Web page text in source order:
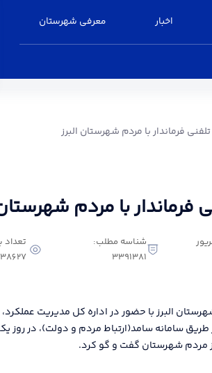
اخبار معرفی شهرستان
فرماندار با مردم شهرستان البرز
با مردم شهرستان
شهریور
شناسه مطلب:
3391381
تعداد
البرز با حضور در اداره کل مدیریت
طریق سامانه سامد(ارتباط مردم و دولت)، در روز